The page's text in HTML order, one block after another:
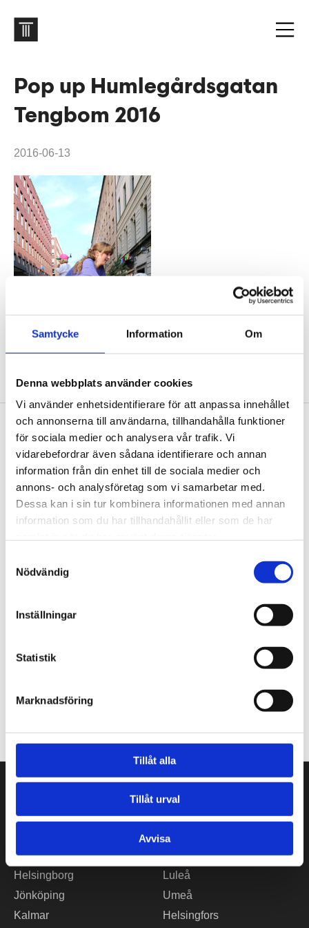
Samtycke Information Om
Denna webbplats använder cookies
Vi använder enhetsidentifierare för att anpassa innehållet
och annonserna till användarna, tillhandahålla funktioner
för sociala medier och analysera vår trafik. Vi
vidarebefordrar även sådana identifierare och annan
information från din enhet till de sociala medier och
annons- och analysföretag som vi samarbetar med.
Dessa kan i sin tur kombinera informationen med annan
information som du har tillhandahållit eller som de har
Nödvändig
Inställningar
Statistik
Marknadsföring
Tillåt alla
Tillåt urval
Avvisa
Pop up Humlegårdsgatan
Tengbom 2016
2016-06-13
Sidfot
Vår historia
1906 tog oss dit vi är idag. Varsågod att förkovra.
På Tengbom letar vi alltid efter människor som vill flytta
gränser med oss. Hör av dig!
Prenumerera gärna på TengbomTelegram.
Tajt deadline? Här hittar du pressmaterial och snabb
hej@tengbom.se
Stockholm
Malmö
Helsingborg
Jönköping
Kalmar
Borås
Växjö
Piteå
Luleå
Umeå
Helsingfors